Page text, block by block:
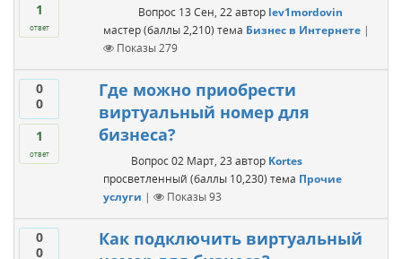
1
ответ
Вопрос 13 Сен, 22 автор lev1mordovin
мастер (баллы2,210) тема Бизнес в Интернете |
Показы279
0
0
1
ответ
Где можно приобрести
виртуальный номер для
бизнеса?
Вопрос 02 Март, 23 автор Kortes
просветленный (баллы 10,230) тема Прочие
услуги | Показы93
0
0
Как подключить виртуальный